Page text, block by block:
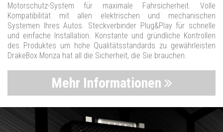
Motorschutz-System für maximale Fahrsicherheit. Volle
Kompatibilität mit allen elektrischen und mechanischen
Systemen Ihres Autos. Steckverbinder Plug&Play für schnelle
und einfache Installation. Konstante und gründliche Kontrollen
des Produktes um hohe Qualitätsstandards zu gewährleisten
DrakeBox Monza hat all die Sicherheit, die Sie brauchen.
Mehr Informationen